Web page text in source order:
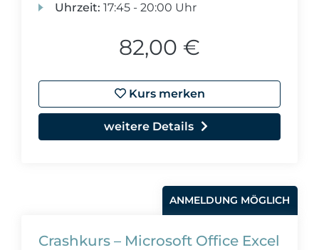
Uhrzeit: 17:45 - 20:00 Uhr
82,00 €
Kurs merken
weitere Details
ANMELDUNG MÖGLICH
Crashkurs – Microsoft Office Excel